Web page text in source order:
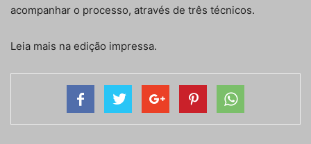
acompanhar o processo, através de três técnicos.
Leia mais na edição impressa.